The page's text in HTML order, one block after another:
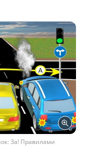
За! Правилами